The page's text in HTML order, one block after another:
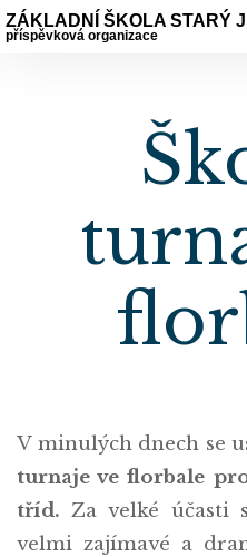
ZÁKLADNÍ ŠKOLA STARÝ
příspěvková organizace
V minulých dnech se
turnaje ve florbale
tříd. Za velké účasti
velmi zajímavé a